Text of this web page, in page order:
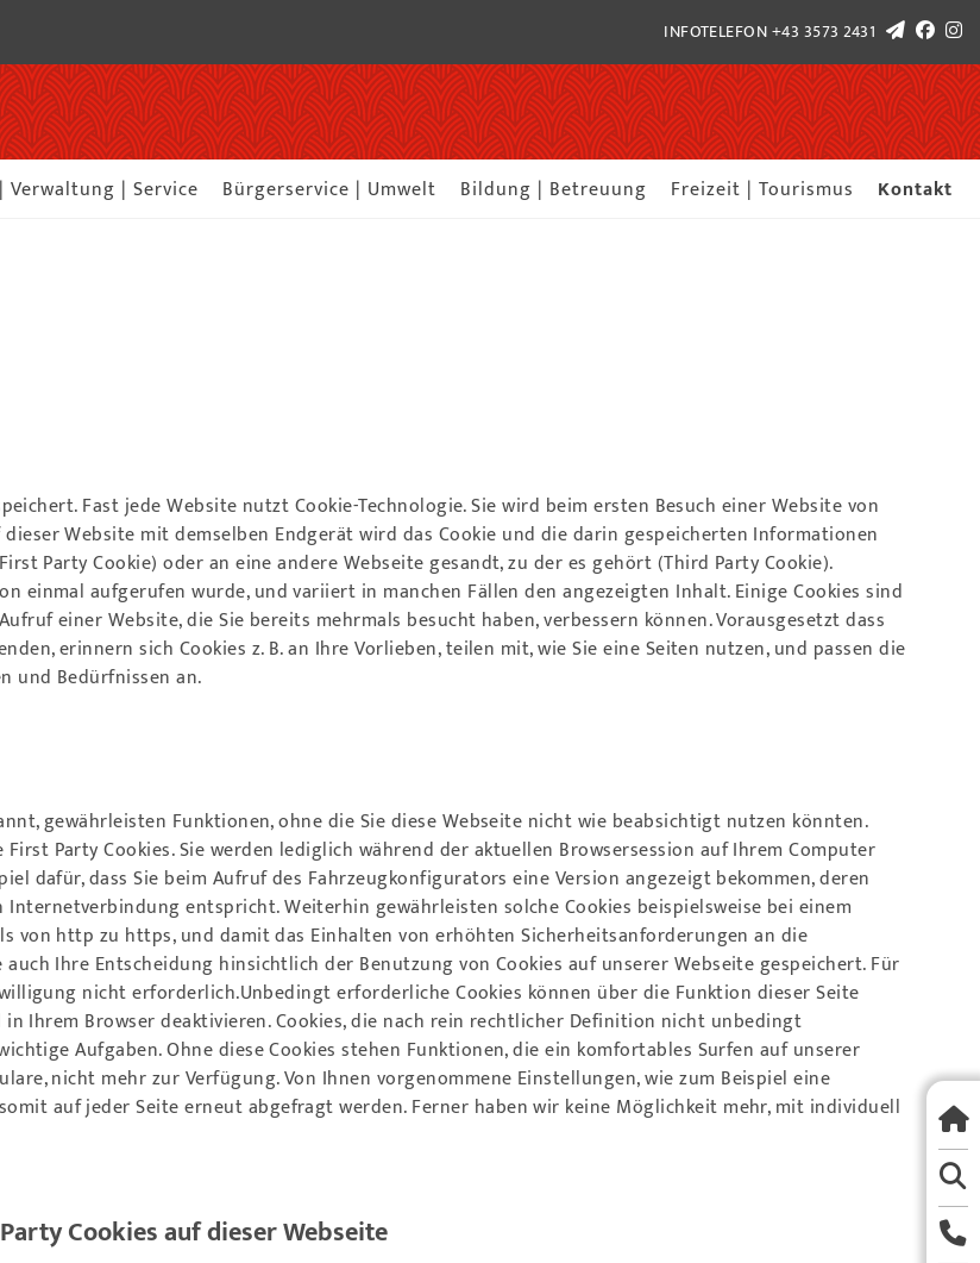
INFOTELEFON+43 3573 2431
Verwaltung | Service Bürgerservice | Umwelt Bildung | Betreuung Freizeit | Tourismus Kontakt
Fast jede Website nutzt Cookie-Technologie. Sie wird beim ersten Besuch einer Website von
Website mit demselben Endgerät wird das Cookie und die darin gespeicherten Informationen
Party Cookie) oder an eine andere Webseite gesandt, zu der es gehört (Third Party Cookie).
einmal aufgerufen wurde, und variiert in manchen Fällen den angezeigten Inhalt. Einige Cookies sind
einer Website, die Sie bereits mehrmals besucht haben, verbessern können. Vorausgesetzt dass
erinnern sich Cookies z. B. an Ihre Vorlieben, teilen mit, wie Sie eine Seiten nutzen, und passen die
und Bedürfnissen an.
gewährleisten Funktionen, ohne die Sie diese Webseite nicht wie beabsichtigt nutzen könnten.
Party Cookies. Sie werden lediglich während der aktuellen Browsersession auf Ihrem Computer
dafür, dass Sie beim Aufruf des Fahrzeugkonfigurators eine Version angezeigt bekommen, deren
entspricht. Weiterhin gewährleisten solche Cookies beispielsweise bei einem
von http zu https, und damit das Einhalten von erhöhten Sicherheitsanforderungen an die
Ihre Entscheidung hinsichtlich der Benutzung von Cookies auf unserer Webseite gespeichert. Für
nicht erforderlich.Unbedingt erforderliche Cookies können über die Funktion dieser Seite
Ihrem Browser deaktivieren. Cookies, die nach rein rechtlicher Definition nicht unbedingt
Aufgaben. Ohne diese Cookies stehen Funktionen, die ein komfortables Surfen auf unserer
nicht mehr zur Verfügung. Von Ihnen vorgenommene Einstellungen, wie zum Beispiel eine
auf jeder Seite erneut abgefragt werden. Ferner haben wir keine Möglichkeit mehr, mit individuell
Cookies auf dieser Webseite